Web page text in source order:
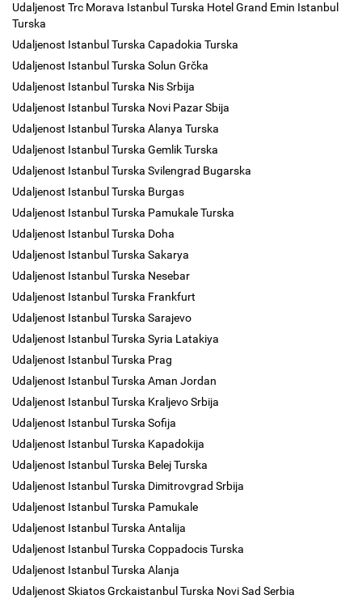
Udaljenost Trc Morava Istanbul Turska Hotel Grand Emin Istanbul
Turska
Udaljenost Istanbul Turska Capadokia Turska
Udaljenost Istanbul Turska Solun Grčka
Udaljenost Istanbul Turska Nis Srbija
Udaljenost Istanbul Turska Novi Pazar Sbija
Udaljenost Istanbul Turska Alanya Turska
Udaljenost Istanbul Turska Gemlik Turska
Udaljenost Istanbul Turska Svilengrad Bugarska
Udaljenost Istanbul Turska Burgas
Udaljenost Istanbul Turska Pamukale Turska
Udaljenost Istanbul Turska Doha
Udaljenost Istanbul Turska Sakarya
Udaljenost Istanbul Turska Nesebar
Udaljenost Istanbul Turska Frankfurt
Udaljenost Istanbul Turska Sarajevo
Udaljenost Istanbul Turska Syria Latakiya
Udaljenost Istanbul Turska Prag
Udaljenost Istanbul Turska Aman Jordan
Udaljenost Istanbul Turska Kraljevo Srbija
Udaljenost Istanbul Turska Sofija
Udaljenost Istanbul Turska Kapadokija
Udaljenost Istanbul Turska Belej Turska
Udaljenost Istanbul Turska Dimitrovgrad Srbija
Udaljenost Istanbul Turska Pamukale
Udaljenost Istanbul Turska Antalija
Udaljenost Istanbul Turska Coppadocis Turska
Udaljenost Istanbul Turska Alanja
Udaljenost Skiatos Grckaistanbul Turska Novi Sad Serbia